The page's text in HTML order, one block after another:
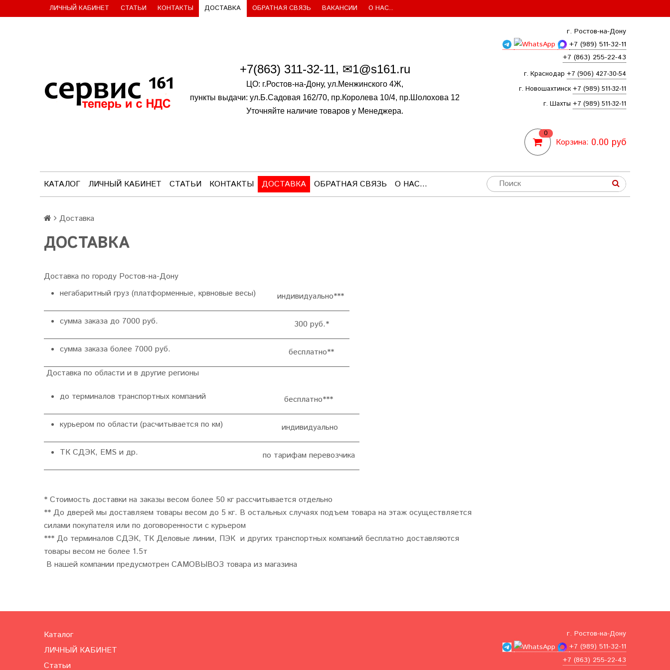
ЛИЧНЫЙ КАБИНЕТ СТАТЬИ КОНТАКТЫ ДОСТАВКА ОБРАТНАЯ СВЯЗЬ ВАКАНСИИ О НАС...
+7(863) 311-32-11, ✉1@s161.ru
ЦО: г.Ростов-на-Дону, ул.Менжинского 4Ж,
пункты выдачи: ул.Б.Садовая 162/70, пр.Королева 10/4, пр.Шолохова 12
Уточняйте наличие товаров у Менеджера.
г. Ростов-на-Дону
+7 (989) 511-32-11
+7 (863) 255-22-43
г. Краснодар +7 (906) 427-30-54
г. Новошахтинск +7 (989) 511-32-11
г. Шахты +7 (989) 511-32-11
0
Корзина: 0.00 руб
КАТАЛОГ ЛИЧНЫЙ КАБИНЕТ СТАТЬИ КОНТАКТЫ ДОСТАВКА ОБРАТНАЯ СВЯЗЬ О НАС...
Доставка
ДОСТАВКА
Доставка по городу Ростов-на-Дону
негабаритный груз (платформенные, крвновые весы)
индивидуально***
сумма заказа до 7000 руб. 300 руб.*
сумма заказа более 7000 руб. бесплатно**
Доставка по области и в другие регионы
до терминалов транспортных компаний бесплатно***
курьером по области (расчитывается по км) индивидуально
ТК СДЭК, EMS и др. по тарифам перевозчика
* Стоимость доставки на заказы весом более 50 кг рассчитывается отдельно
** До дверей мы доставляем товары весом до 5 кг. В остальных случаях подъем товара на этаж осуществляется
силами покупателя или по договоренности с курьером
*** До терминалов СДЭК, ТК Деловые линии, ПЭК и других транспортных компаний бесплатно доставляются
товары весом не более 1.5т
В нашей компании предусмотрен САМОВЫВОЗ товара из магазина
Каталог
ЛИЧНЫЙ КАБИНЕТ
Статьи
г. Ростов-на-Дону
+7 (989) 511-32-11
+7 (863) 255-22-43